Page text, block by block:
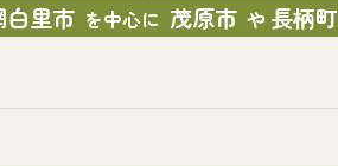
白里市 を中心に 茂原市 や 長柄町